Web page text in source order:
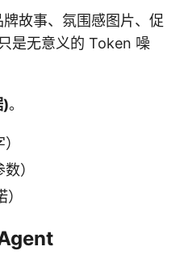
故事、氛围感图片、促
是无意义的 Token 噪
)。
）